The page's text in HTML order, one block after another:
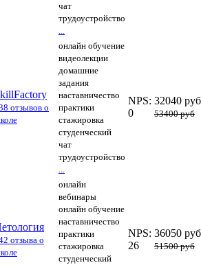
чат
трудоустройство
...
отзывов о
онлайн обучение
видеолекции
домашние
задания
наставничество
практики
стажировка
студенческий
чат
трудоустройство
...
NPS:
0
32040 руб
53400 руб
отзыва о
онлайн
вебинары
онлайн обучение
наставничество
практики
стажировка
студенческий
NPS:
26
36050 руб
51500 руб